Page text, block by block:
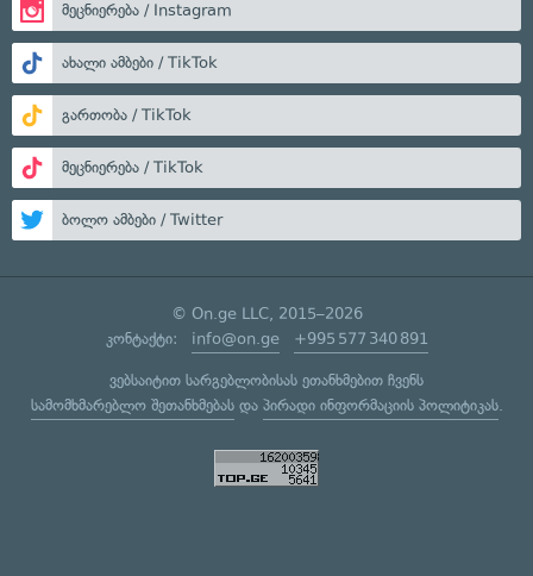
მეცნიერება / Instagram
ახალი ამბები / TikTok
გართობა / TikTok
მეცნიერება / TikTok
ბოლო ამბები / Twitter
© On.ge LLC, 2015–2026
კონტაქტი: info@on.ge +995 577 340 891
ვებსაიტით სარგებლობისას ეთანხმებით ჩვენს
სამომხმარებლო შეთანხმებასდა პირადი ინფორმაციის პოლიტიკას.